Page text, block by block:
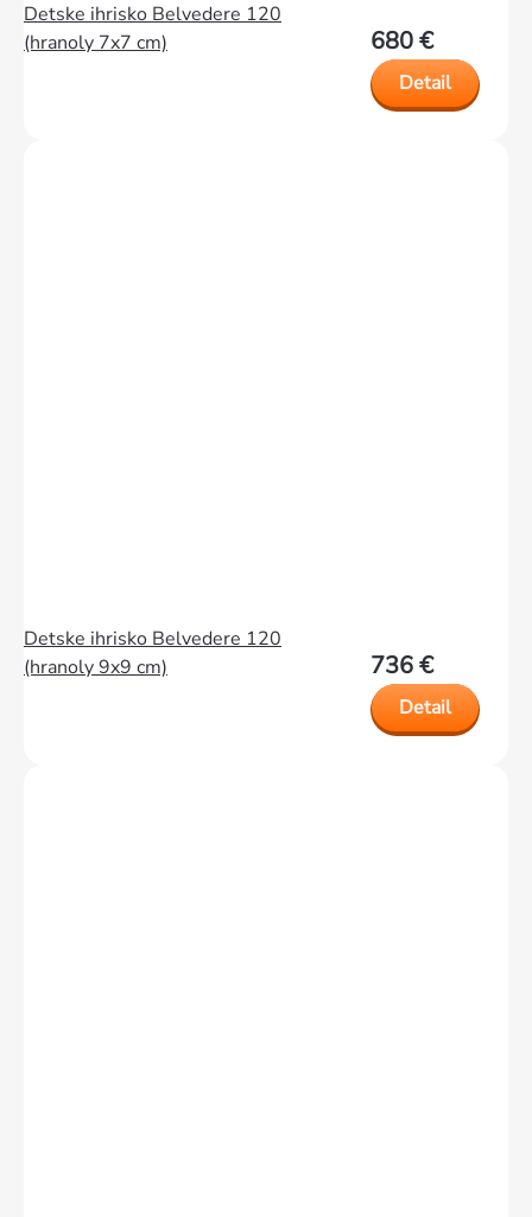
Detske ihrisko Belvedere 120
(hranoly 7x7 cm)
680 €
Detail
Detske ihrisko Belvedere 120
(hranoly 9x9 cm)
736 €
Detail